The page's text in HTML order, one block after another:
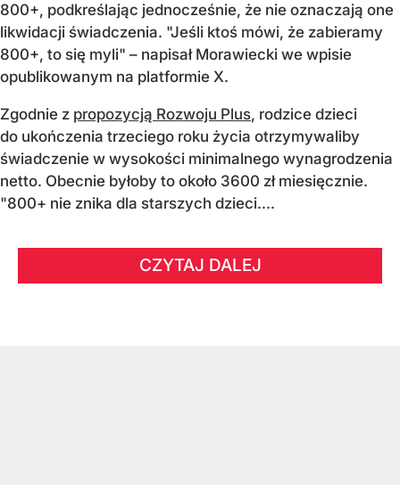
800+, podkreślając jednocześnie, że nie oznaczają one
likwidacji świadczenia. "Jeśli ktoś mówi, że zabieramy
800+, to się myli" – napisał Morawiecki we wpisie
opublikowanym na platformie X.
Zgodnie z propozycją Rozwoju Plus, rodzice dzieci
do ukończenia trzeciego roku życia otrzymywaliby
świadczenie w wysokości minimalnego wynagrodzenia
netto. Obecnie byłoby to około 3600 zł miesięcznie.
"800+ nie znika dla starszych dzieci....
CZYTAJ DALEJ